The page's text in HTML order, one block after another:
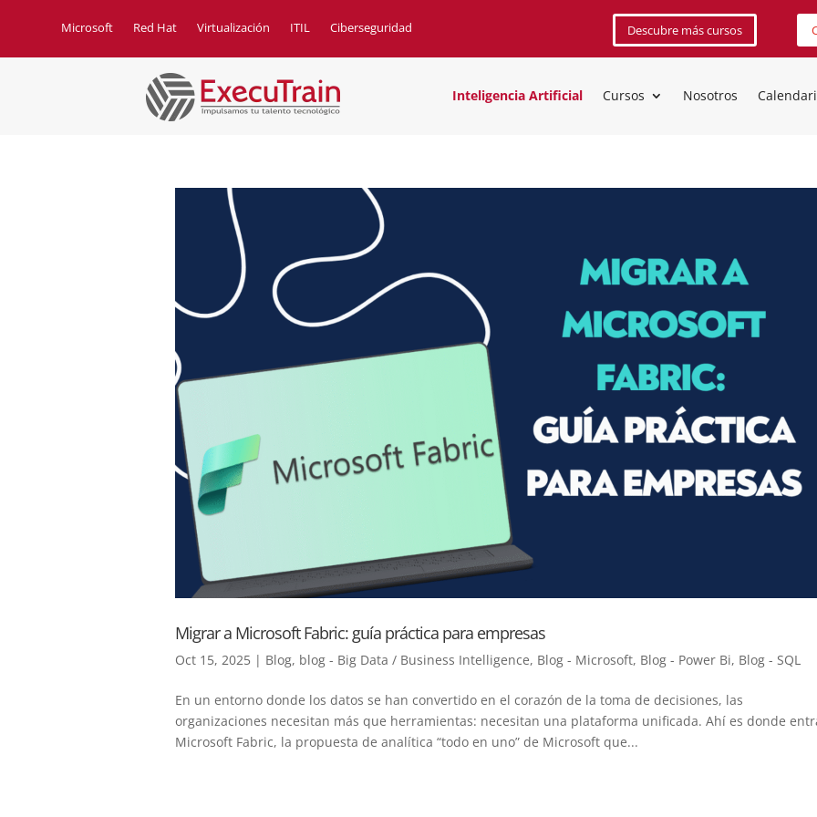
Microsoft Red Hat Virtualización ITIL Ciberseguridad Descubre más cursos
Inteligencia Artificial Cursos Nosotros
Migrar a Microsoft Fabric: guía práctica para empresas
Oct 15, 2025 | Blog, blog - Big Data / Business Intelligence, Blog - Microsoft, Blog - Power Bi, Blog - SQL
En un entorno donde los datos se han convertido en el corazón de la toma de decisiones, las
organizaciones necesitan más que herramientas: necesitan una plataforma unificada. Ahí es donde
Microsoft Fabric, la propuesta de analítica “todo en uno” de Microsoft que...